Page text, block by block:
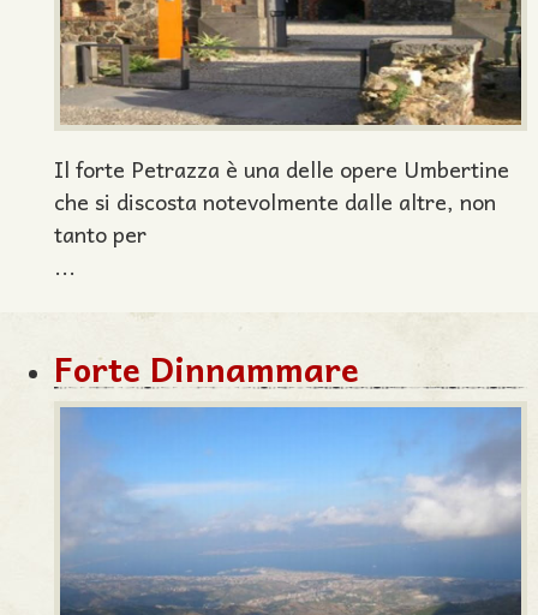
Il forte Petrazza è una delle opere Umbertine
che si discosta notevolmente dalle altre, non
tanto per
...
Forte Dinnammare